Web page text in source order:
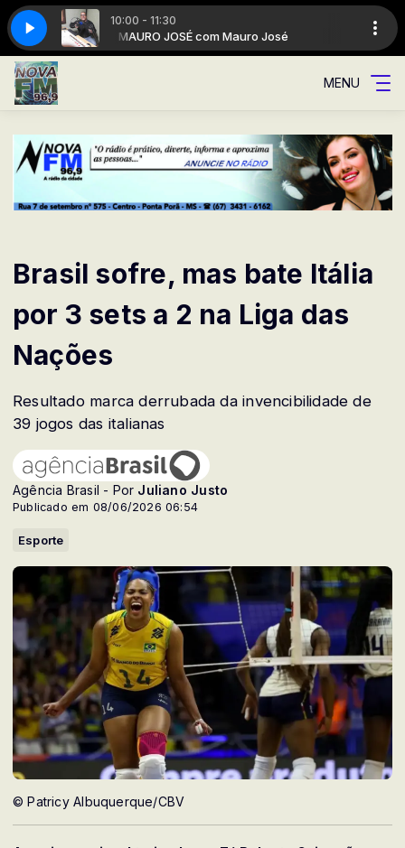
10:00 - 11:30
MAURO JOSÉ com Mauro José
MENU
Brasil sofre, mas bate Itália
por 3 sets a 2 na Liga das
Nações
Resultado marca derrubada da invencibilidade de
39 jogos das italianas
Agência Brasil - Por Juliano Justo
Publicado em 08/06/2026 06:54
Esporte
© Patricy Albuquerque/CBV